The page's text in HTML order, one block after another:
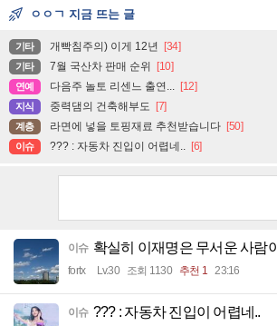
ㅇㅇㄱ 지금 뜨는 글
기타 개빡침주의) 이게 12년 [34]
기타 7월 국산차 판매 순위 [10]
연예 다음주 놀토 리센느 출연... [12]
지식 중력댐의 건축해부도 [7]
계층 라면에 넣을 토핑재료 추천받습니다 [50]
이슈 ??? : 자동차 진입이 어렵네.. [6]
이슈 확실히 이재명은 무서운 사람
fortx Lv.30 조회 1130 추천 1 23:16
이슈 ??? : 자동차 진입이 어렵네..